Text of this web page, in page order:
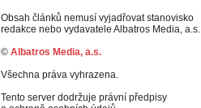
Obsah článků nemusí vyjadřovat stanovisko
redakce nebo vydavatele Albatros Media, a.s.
© Albatros Media, a.s.
Všechna práva vyhrazena.
Tento server dodržuje právní předpisy